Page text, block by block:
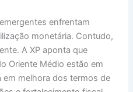
enfrentam
monetária. Contudo,
A XP aponta que
Oriente Médio estão em
em melhora dos termos de